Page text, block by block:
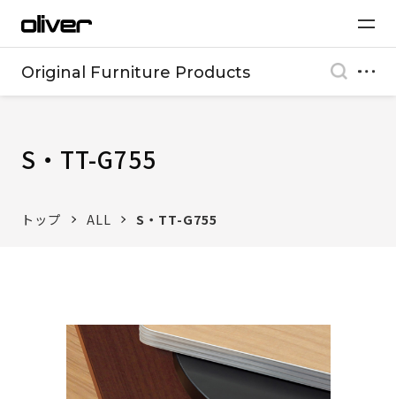
Original Furniture Products
S・TT-G755
トップ ALL S・TT-G755